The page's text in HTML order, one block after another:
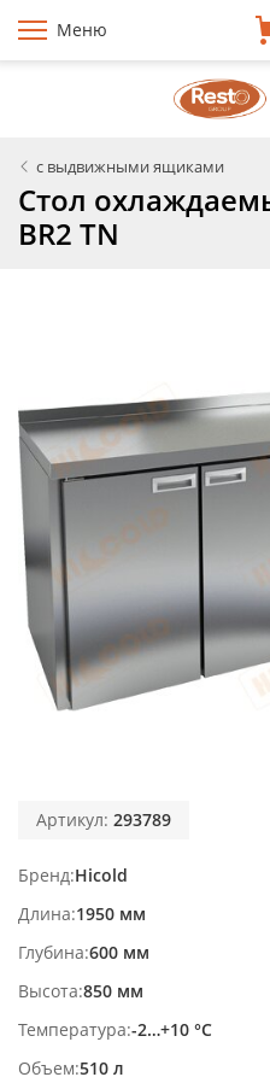
Меню
с выдвижными ящиками
Стол
BR2 TN
Артикул: 293789
Бренд Hicold
Длина 1950 мм
Глубина 600 мм
Высота 850 мм
Температура -2…+10 °С
Объем 510 л